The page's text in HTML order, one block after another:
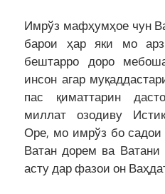
Имрўз мафҳумҳое чун
барои ҳар яки мо
бештарро доро
инсон агар
пас қиматтарин
миллат озодиву
Оре, мо имрўз бо садои
Ватан дорем ва
асту дар фазои он